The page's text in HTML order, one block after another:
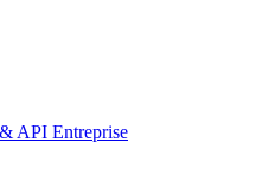
API Entreprise